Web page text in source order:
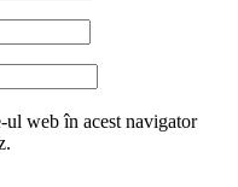
ul web în acest navigator